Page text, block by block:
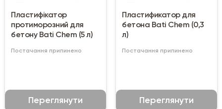
Пластифікатор
протиморозний для
бетону Bati Chem (5 л)
Постачання припинено
Переглянути
Пластификатор для
бетона Bati Chem (0,3
л)
Постачання припинено
Переглянути